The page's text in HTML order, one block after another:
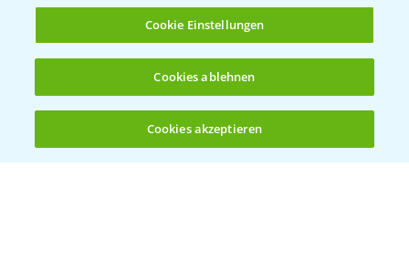
(noch 4)
Allgemeine Nutzungsbedingungen
Datenschutzerklärung
Impressum
Gebrauchshinweise
Cookie Einstellungen
Cookies ablehnen
Cookies akzeptieren